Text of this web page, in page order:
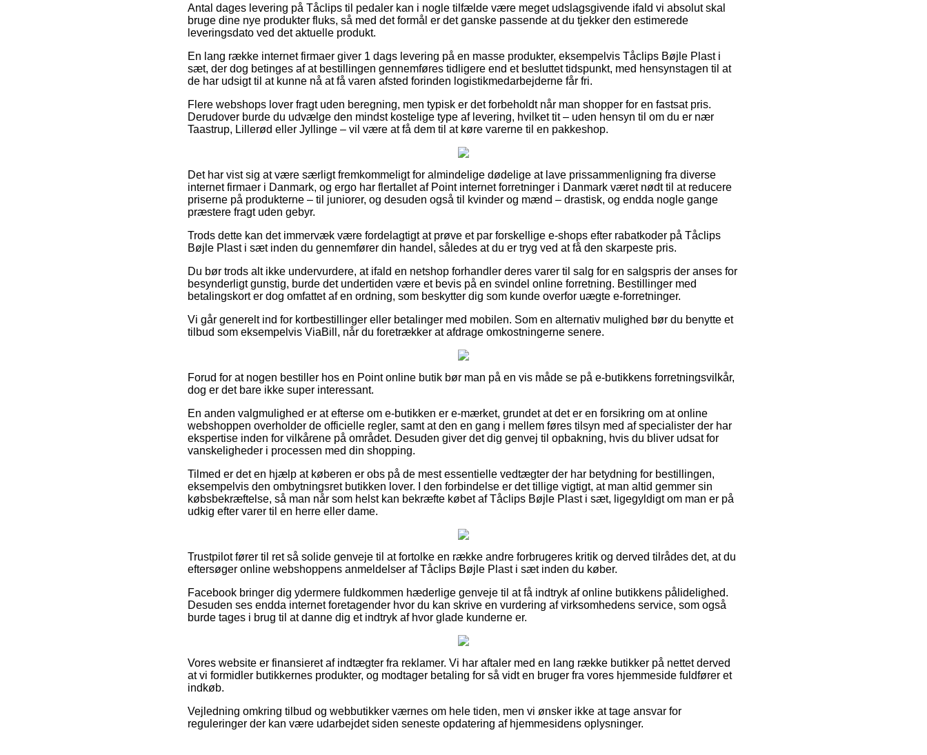
Antal dages levering på Tåclips til pedaler kan i nogle tilfælde være meget udslagsgivende ifald vi absolut skal
bruge dine nye produkter fluks, så med det formål er det ganske passende at du tjekker den estimerede
leveringsdato ved det aktuelle produkt.
En lang række internet firmaer giver 1 dags levering på en masse produkter, eksempelvis Tåclips Bøjle Plast i
sæt, der dog betinges af at bestillingen gennemføres tidligere end et besluttet tidspunkt, med hensynstagen til at
de har udsigt til at kunne nå at få varen afsted forinden logistikmedarbejderne får fri.
Flere webshops lover fragt uden beregning, men typisk er det forbeholdt når man shopper for en fastsat pris.
Derudover burde du udvælge den mindst kostelige type af levering, hvilket tit – uden hensyn til om du er nær
Taastrup, Lillerød eller Jyllinge – vil være at få dem til at køre varerne til en pakkeshop.
Det har vist sig at være særligt fremkommeligt for almindelige dødelige at lave prissammenligning fra diverse
internet firmaer i Danmark, og ergo har flertallet af Point internet forretninger i Danmark været nødt til at reducere
priserne på produkterne – til juniorer, og desuden også til kvinder og mænd – drastisk, og endda nogle gange
præstere fragt uden gebyr.
Trods dette kan det immervæk være fordelagtigt at prøve et par forskellige e-shops efter rabatkoder på Tåclips
Bøjle Plast i sæt inden du gennemfører din handel, således at du er tryg ved at få den skarpeste pris.
Du bør trods alt ikke undervurdere, at ifald en netshop forhandler deres varer til salg for en salgspris der anses for
besynderligt gunstig, burde det undertiden være et bevis på en svindel online forretning. Bestillinger med
betalingskort er dog omfattet af en ordning, som beskytter dig som kunde overfor uægte e-forretninger.
Vi går generelt ind for kortbestillinger eller betalinger med mobilen. Som en alternativ mulighed bør du benytte et
tilbud som eksempelvis ViaBill, når du foretrækker at afdrage omkostningerne senere.
Forud for at nogen bestiller hos en Point online butik bør man på en vis måde se på e-butikkens forretningsvilkår,
dog er det bare ikke super interessant.
En anden valgmulighed er at efterse om e-butikken er e-mærket, grundet at det er en forsikring om at online
webshoppen overholder de officielle regler, samt at den en gang i mellem føres tilsyn med af specialister der har
ekspertise inden for vilkårene på området. Desuden giver det dig genvej til opbakning, hvis du bliver udsat for
vanskeligheder i processen med din shopping.
Tilmed er det en hjælp at køberen er obs på de mest essentielle vedtægter der har betydning for bestillingen,
eksempelvis den ombytningsret butikken lover. I den forbindelse er det tillige vigtigt, at man altid gemmer sin
købsbekræftelse, så man når som helst kan bekræfte købet af Tåclips Bøjle Plast i sæt, ligegyldigt om man er på
udkig efter varer til en herre eller dame.
Trustpilot fører til ret så solide genveje til at fortolke en række andre forbrugeres kritik og derved tilrådes det, at du
eftersøger online webshoppens anmeldelser af Tåclips Bøjle Plast i sæt inden du køber.
Facebook bringer dig ydermere fuldkommen hæderlige genveje til at få indtryk af online butikkens pålidelighed.
Desuden ses endda internet foretagender hvor du kan skrive en vurdering af virksomhedens service, som også
burde tages i brug til at danne dig et indtryk af hvor glade kunderne er.
Vores website er finansieret af indtægter fra reklamer. Vi har aftaler med en lang række butikker på nettet derved
at vi formidler butikkernes produkter, og modtager betaling for så vidt en bruger fra vores hjemmeside fuldfører et
indkøb.
Vejledning omkring tilbud og webbutikker værnes om hele tiden, men vi ønsker ikke at tage ansvar for
reguleringer der kan være udarbejdet siden seneste opdatering af hjemmesidens oplysninger.